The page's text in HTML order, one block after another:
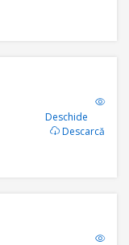
Deschide
Descarcă